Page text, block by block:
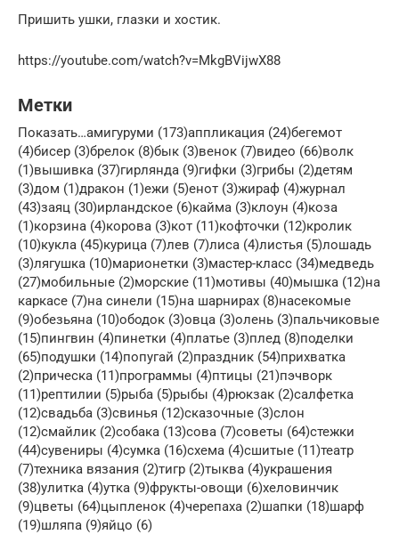
Пришить ушки, глазки и хостик.
https://youtube.com/watch?v=MkgBVijwX88
Метки
Показать…амигуруми (173)аппликация (24)бегемот
(4)бисер (3)брелок (8)бык (3)венок (7)видео (66)волк
(1)вышивка (37)гирлянда (9)гифки (3)грибы (2)детям
(3)дом (1)дракон (1)ежи (5)енот (3)жираф (4)журнал
(43)заяц (30)ирландское (6)кайма (3)клоун (4)коза
(1)корзина (4)корова (3)кот (11)кофточки (12)кролик
(10)кукла (45)курица (7)лев (7)лиса (4)листья (5)лошадь
(3)лягушка (10)марионетки (3)мастер-класс (34)медведь
(27)мобильные (2)морские (11)мотивы (40)мышка (12)на
каркасе (7)на синели (15)на шарнирах (8)насекомые
(9)обезьяна (10)ободок (3)овца (3)олень (3)пальчиковые
(15)пингвин (4)пинетки (4)платье (3)плед (8)поделки
(65)подушки (14)попугай (2)праздник (54)прихватка
(2)прическа (11)программы (4)птицы (21)пэчворк
(11)рептилии (5)рыба (5)рыбы (4)рюкзак (2)салфетка
(12)свадьба (3)свинья (12)сказочные (3)слон
(12)смайлик (2)собака (13)сова (7)советы (64)стежки
(44)сувениры (4)сумка (16)схема (4)сшитые (11)театр
(7)техника вязания (2)тигр (2)тыква (4)украшения
(38)улитка (4)утка (9)фрукты-овощи (6)хеловинчик
(9)цветы (64)цыпленок (4)черепаха (2)шапки (18)шарф
(19)шляпа (9)яйцо (6)